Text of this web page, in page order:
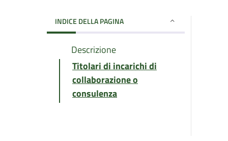
INDICE DELLA PAGINA
Descrizione
Titolari di incarichi di
collaborazione o
consulenza